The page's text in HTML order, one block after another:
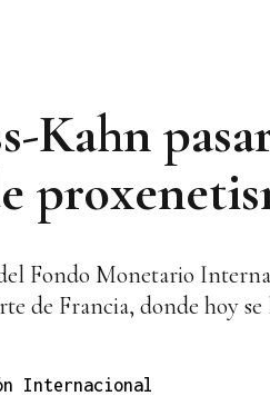
Kahn
Fondo Monetario
de Francia, donde hoy
Internacional